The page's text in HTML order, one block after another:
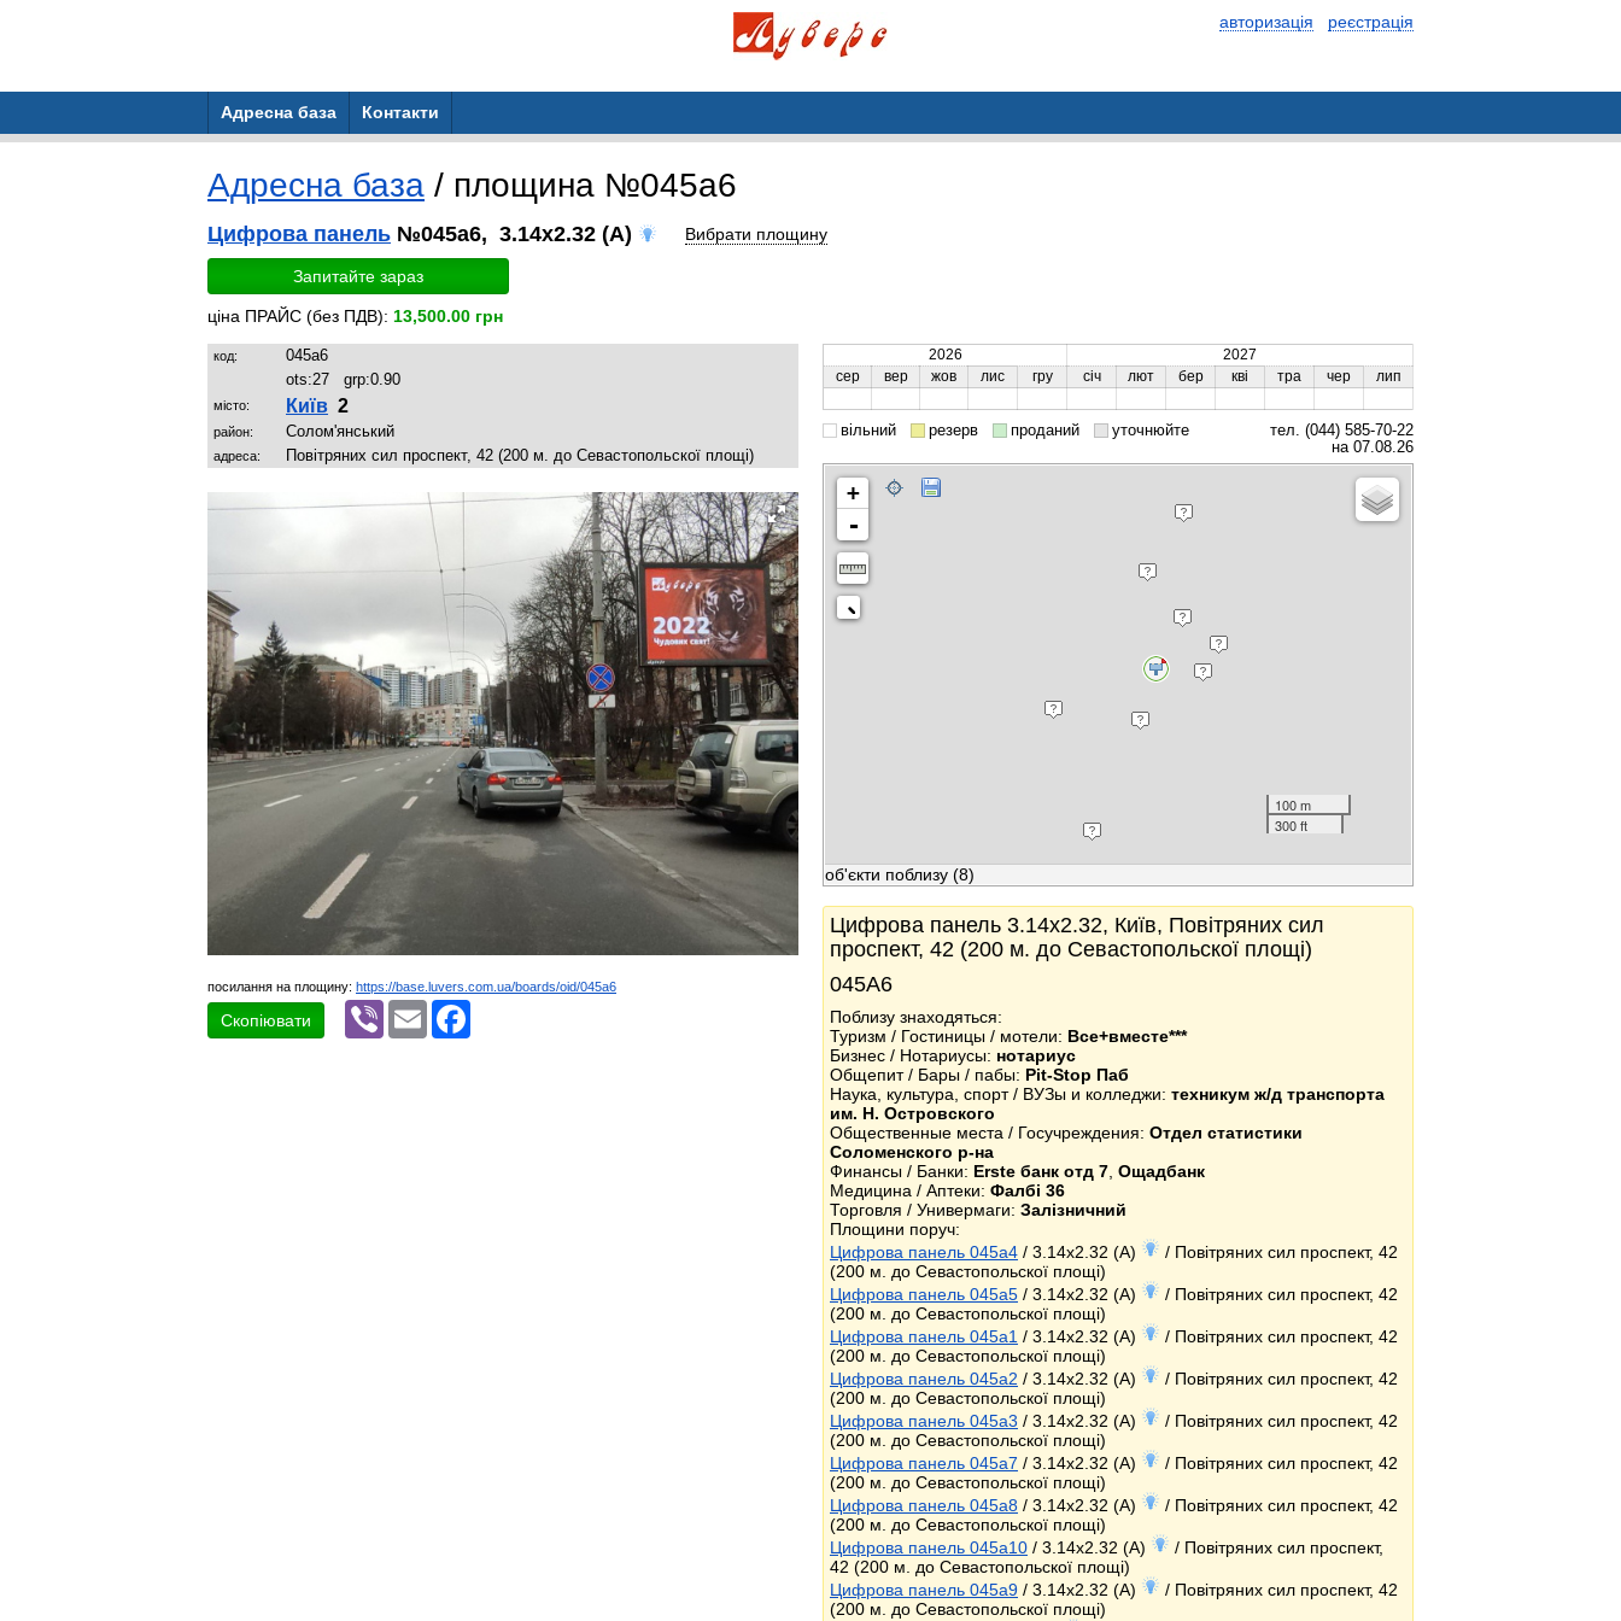
авторизація реєстрація
Адресна база Контакти
Адресна база / площина №045a6
Цифрова панель №045a6, 3.14x2.32 (A) Вибрати площину
Запитайте зараз
ціна ПРАЙС (без ПДВ): 13,500.00 грн
код:
045a6
ots:27 grp:0.90
місто: Київ 2
район: Солом'янський
адреса: Повітряних сил проспект, 42 (200 м. до Севастопольскої площі)
посилання на площину: https://base.luvers.com.ua/boards/oid/045a6
Скопіювати
Viber Email
2026
2027
сер
вер жов лис гру січ лют бер кві тра чер лип
вільний резерв проданий уточнюйте
тел. (044) 585-70-22
на 07.08.26
+
-
100 m
300 ft
об'єкти поблизу (8)
Цифрова панель 3.14x2.32, Київ, Повітряних сил
проспект, 42 (200 м. до Севастопольскої площі)
045А6
Поблизу знаходяться:
Туризм / Гостиницы / мотели: Все+вместе***
Бизнес / Нотариусы: нотариус
Общепит / Бары / пабы: Pit-Stop Паб
Наука, культура, спорт / ВУЗы и колледжи: техникум ж/д транспорта
им. Н. Островского
Общественные места / Госучреждения: Отдел статистики
Соломенского р-на
Финансы / Банки: Erste банк отд 7 Ощадбанк
Медицина / Аптеки: Фалбі 36
Торговля / Универмаги: Залізничний
Площини поруч:
Цифрова панель 045a4 / 3.14x2.32 (A)
/ Повітряних сил проспект, 42
(200 м. до Севастопольскої площі)
Цифрова панель 045a5 / 3.14x2.32 (A)
/ Повітряних сил проспект, 42
(200 м. до Севастопольскої площі)
Цифрова панель 045a1 / 3.14x2.32 (A)
/ Повітряних сил проспект, 42
(200 м. до Севастопольскої площі)
Цифрова панель 045a2 / 3.14x2.32 (A)
/ Повітряних сил проспект, 42
(200 м. до Севастопольскої площі)
Цифрова панель 045a3 / 3.14x2.32 (A)
/ Повітряних сил проспект, 42
(200 м. до Севастопольскої площі)
Цифрова панель 045a7 / 3.14x2.32 (A)
/ Повітряних сил проспект, 42
(200 м. до Севастопольскої площі)
Цифрова панель 045a8 / 3.14x2.32 (A)
/ Повітряних сил проспект, 42
(200 м. до Севастопольскої площі)
Цифрова панель 045a10 / 3.14x2.32 (A)
/ Повітряних сил проспект,
42 (200 м. до Севастопольскої площі)
Цифрова панель 045a9 / 3.14x2.32 (A)
/ Повітряних сил проспект, 42
(200 м. до Севастопольскої площі)